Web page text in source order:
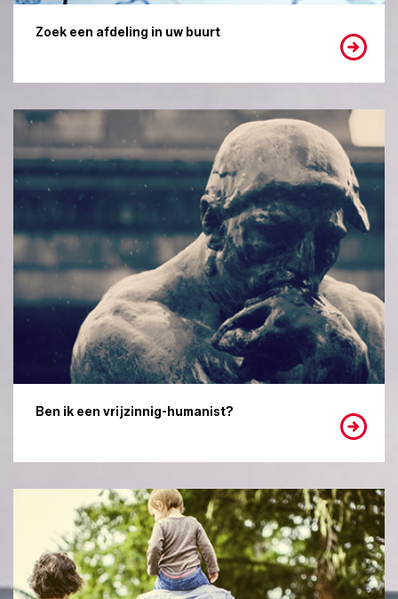
Zoek een afdeling in uw buurt
Ben ik een vrijzinnig-humanist?